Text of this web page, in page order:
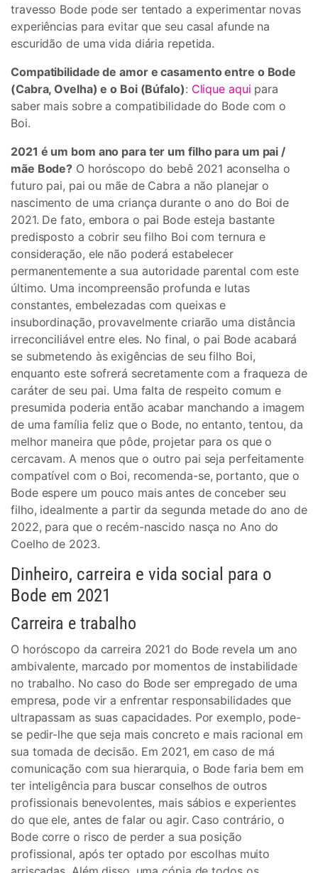
travesso Bode pode ser tentado a experimentar novas
experiências para evitar que seu casal afunde na
escuridão de uma vida diária repetida.
Compatibilidade de amor e casamento entre o Bode
(Cabra, Ovelha) e o Boi (Búfalo): Clique aqui para
saber mais sobre a compatibilidade do Bode com o
Boi.
2021 é um bom ano para ter um filho para um pai /
mãe Bode? O horóscopo do bebê 2021 aconselha o
futuro pai, pai ou mãe de Cabra a não planejar o
nascimento de uma criança durante o ano do Boi de
2021. De fato, embora o pai Bode esteja bastante
predisposto a cobrir seu filho Boi com ternura e
consideração, ele não poderá estabelecer
permanentemente a sua autoridade parental com este
último. Uma incompreensão profunda e lutas
constantes, embelezadas com queixas e
insubordinação, provavelmente criarão uma distância
irreconciliável entre eles. No final, o pai Bode acabará
se submetendo às exigências de seu filho Boi,
enquanto este sofrerá secretamente com a fraqueza de
caráter de seu pai. Uma falta de respeito comum e
presumida poderia então acabar manchando a imagem
de uma família feliz que o Bode, no entanto, tentou, da
melhor maneira que pôde, projetar para os que o
cercavam. A menos que o outro pai seja perfeitamente
compatível com o Boi, recomenda-se, portanto, que o
Bode espere um pouco mais antes de conceber seu
filho, idealmente a partir da segunda metade do ano de
2022, para que o recém-nascido nasça no Ano do
Coelho de 2023.
Dinheiro, carreira e vida social para o
Bode em 2021
Carreira e trabalho
O horóscopo da carreira 2021 do Bode revela um ano
ambivalente, marcado por momentos de instabilidade
no trabalho. No caso do Bode ser empregado de uma
empresa, pode vir a enfrentar responsabilidades que
ultrapassam as suas capacidades. Por exemplo, pode-
se pedir-lhe que seja mais concreto e mais racional em
sua tomada de decisão. Em 2021, em caso de má
comunicação com sua hierarquia, o Bode faria bem em
ter inteligência para buscar conselhos de outros
profissionais benevolentes, mais sábios e experientes
do que ele, antes de falar ou agir. Caso contrário, o
Bode corre o risco de perder a sua posição
profissional, após ter optado por escolhas muito